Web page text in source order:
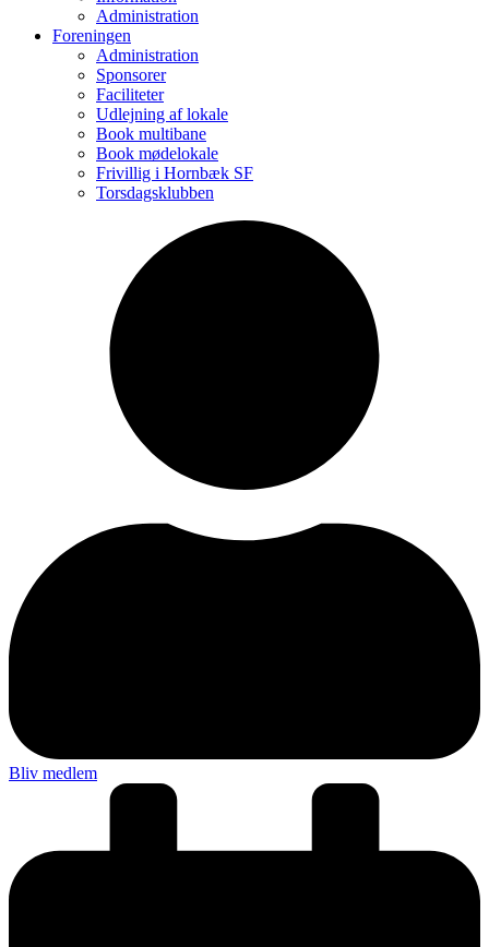
Administration
Foreningen
Administration
Sponsorer
Faciliteter
Udlejning af lokale
Book multibane
Book mødelokale
Frivillig i Hornbæk SF
Torsdagsklubben
Bliv medlem